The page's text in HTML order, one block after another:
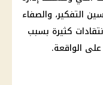
التفكير، والصفاء
كثيرة بسبب
الواقعة.